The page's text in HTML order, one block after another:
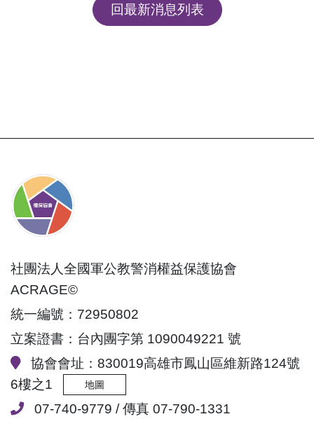
回最新消息列表
社團法人全國軍公教警消權益保護協會
ACRAGE©
統一編號：72950802
立案證書：台內團字第 1090049221 號
協會會址：830019高雄市鳳山區維新路124號
6樓之1
地圖
07-740-9779 / 傳真 07-790-1331